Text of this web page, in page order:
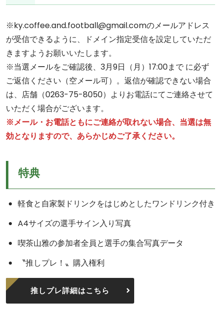
※ky.coffee.and.football@gmail.comのメールアドレス
が受信できるように、ドメイン指定受信を設定していただ
きますようお願いいたします。
※当選メールをご確認後、3月9日（月）17:00まで に必ず
ご返信ください（空メール可）。返信が確認できない場合
は、店舗（0263-75-8050）よりお電話にてご連絡させて
いただく場合がございます。
※メール・お電話ともにご連絡が取れない場合、当選は無
効となりますので、あらかじめご了承ください。
特典
軽食と自家製ドリンクをはじめとしたワンドリンク付き
A4サイズの選手サイン入り写真
喫茶山雅の参加者全員と選手の集合写真データ
〝推しプレ！〟購入権利
推しプレ詳細はこちら